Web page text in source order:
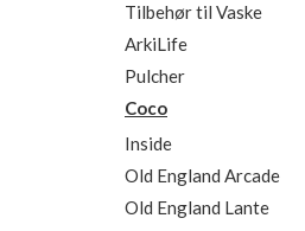
Tilbehør til Vaske
ArkiLife
Pulcher
Coco
Inside
Old England Arcade
Old England Lante